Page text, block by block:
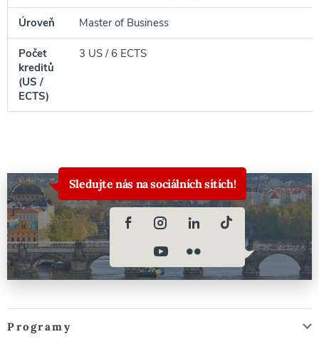
Úroveň Master of Business
Počet
kreditů
(US /
ECTS)
3 US / 6 ECTS
Sledujte nás na sociálních sítích!
Programy